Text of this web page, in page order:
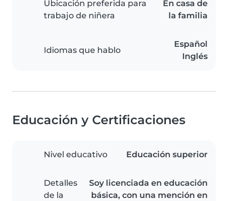
Ubicación preferida para
trabajo de niñera
En casa de
la familia
Idiomas que hablo
Español
Inglés
Educación y Certificaciones
Nivel educativo Educación superior
Detalles
de la
Soy licenciada en educación
básica, con una mención en